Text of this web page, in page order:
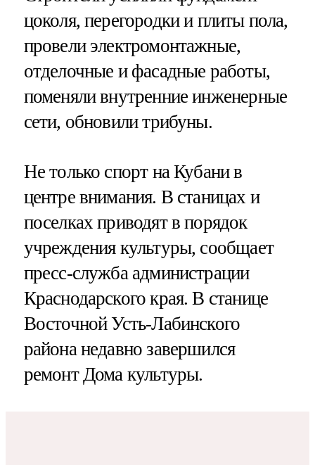
цоколя, перегородки и плиты пола,
провели электромонтажные,
отделочные и фасадные работы,
поменяли внутренние инженерные
сети, обновили трибуны.
Не только спорт на Кубани в
центре внимания. В станицах и
поселках приводят в порядок
учреждения культуры, сообщает
пресс-служба администрации
Краснодарского края. В станице
Восточной Усть-Лабинского
района недавно завершился
ремонт Дома культуры.